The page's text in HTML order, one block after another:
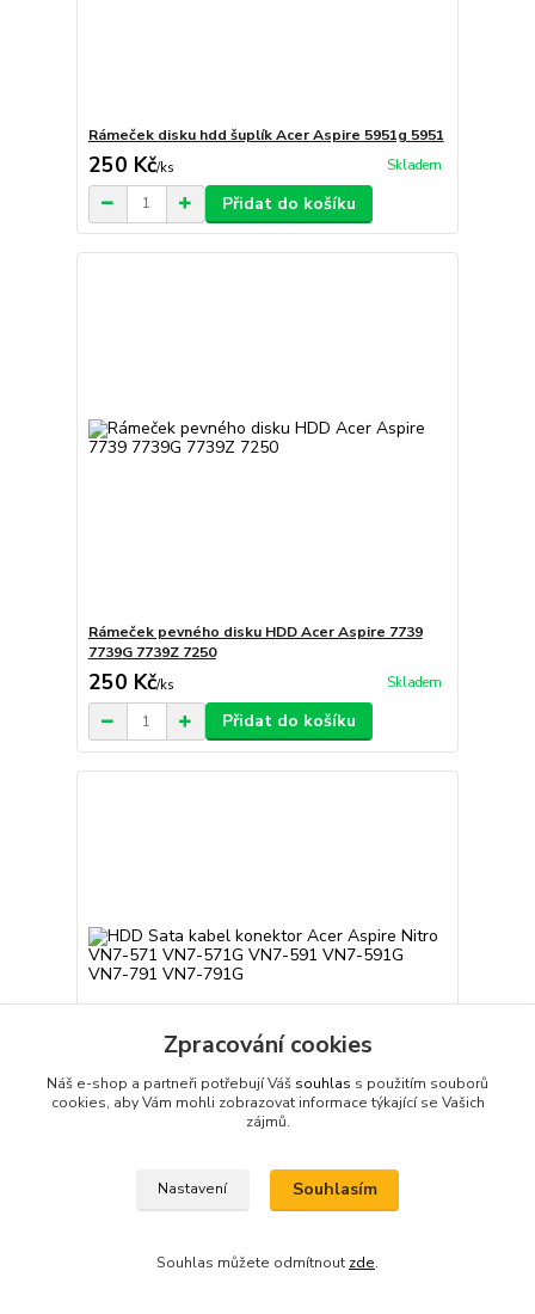
Rámeček disku hdd šuplík Acer Aspire 5951g 5951
250 Kč/ks Skladem
Přidat do košíku
Rámeček pevného disku HDD Acer Aspire 7739
7739G 7739Z 7250
250 Kč/ks Skladem
Přidat do košíku
571 VN7-571G VN7-591 VN7-591G VN7-791 VN7-
400 Kč
Přidat do košíku
Zpracování cookies
Náš e-shop a partneři potřebují Váš souhlas s použitím souborů
cookies, aby Vám mohli zobrazovat informace týkající se Vašich
zájmů.
Nastavení Souhlasím
Souhlas můžete odmítnout zde.